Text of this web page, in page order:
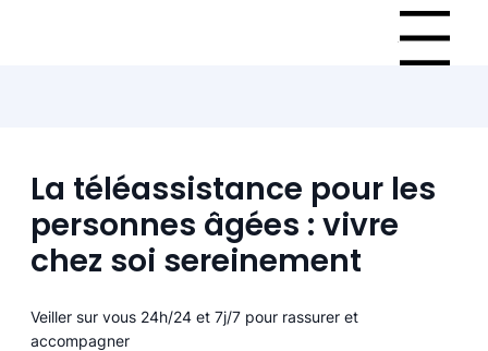
Menu
La téléassistance pour les
personnes âgées : vivre
chez soi sereinement
Veiller sur vous 24h/24 et 7j/7 pour rassurer et
accompagner